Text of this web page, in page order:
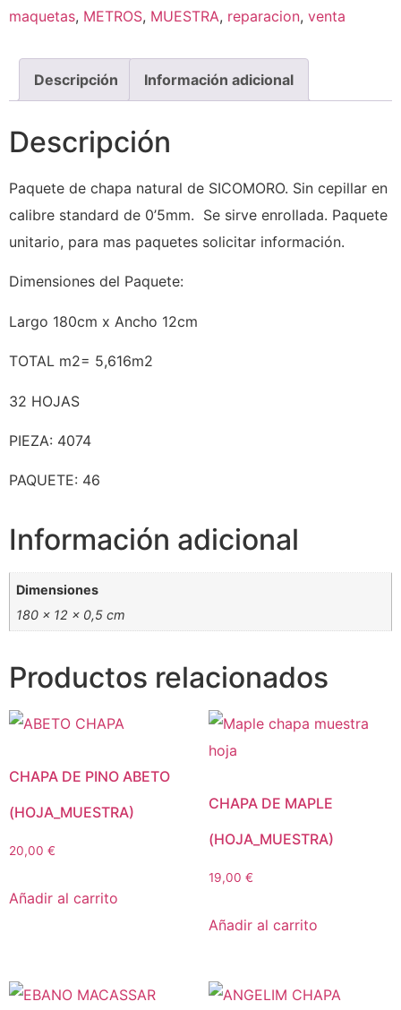
maquetas, METROS, MUESTRA, reparacion, venta
Descripción Información adicional
Descripción
Paquete de chapa natural de SICOMORO. Sin cepillar en
calibre standard de 0’5mm. Se sirve enrollada. Paquete
unitario, para mas paquetes solicitar información.
Dimensiones del Paquete:
Largo 180cm x Ancho 12cm
TOTAL m2= 5,616m2
32 HOJAS
PIEZA: 4074
PAQUETE: 46
Información adicional
Dimensiones
180 × 12 × 0,5 cm
Productos relacionados
CHAPA DE PINO ABETO
(HOJA_MUESTRA)
20,00 €
Añadir al carrito
CHAPA DE MAPLE
(HOJA_MUESTRA)
19,00 €
Añadir al carrito